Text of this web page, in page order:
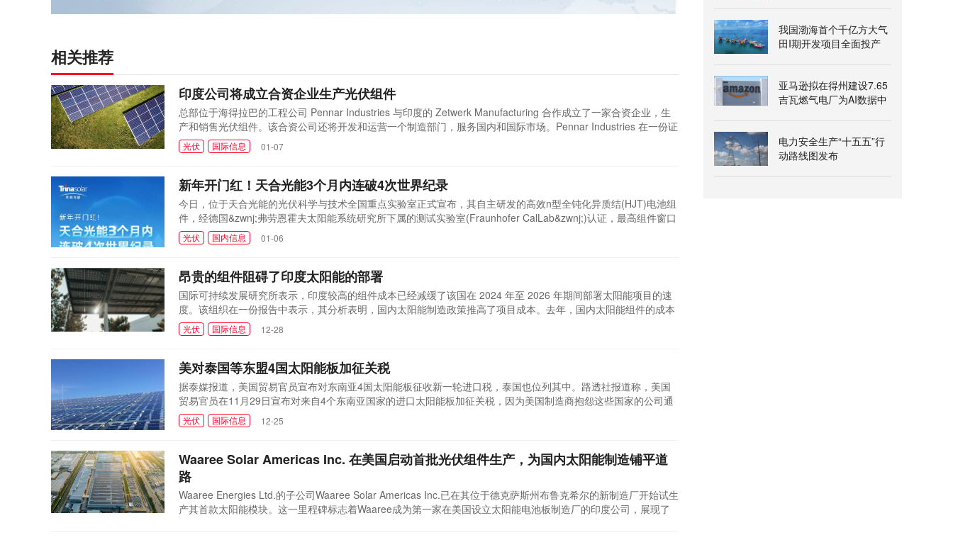
相关推荐
印度公司将成立合资企业生产光伏组件
总部位于海得拉巴的工程公司 Pennar Industries 与印度的 Zetwerk Manufacturing 合作成立了一家合资企业，生
产和销售光伏组件。该合资公司还将开发和运营一个制造部门，服务国内和国际市场。Pennar Industries 在一份证
券交易所声明中表示，它于 2024 年 12 月 31 日与 Zetwerk Manufacturing 和其他利益相关者签署了该协议。
Zetwerk 将持有合资企业 50.1% 的股份，Pennar 持有 45% 的股份，其他股东持有 4.9%
光伏 国际信息 01-07
新年开门红！天合光能3个月内连破4次世界纪录
今日，位于天合光能的光伏科学与技术全国重点实验室正式宣布，其自主研发的高效n型全钝化异质结(HJT)电池组
件，经德国&zwnj;弗劳恩霍夫太阳能系统研究所下属的测试实验室(Fraunhofer CalLab&zwnj;)认证，最高组件窗口
效率达到25.44%，创造了大面积HJT组件窗口效率的世界纪录，这是天合光能第30次创造和刷新世界纪录，也是
目前正背面接触结构晶体硅组件的最高纪录，创造了单结晶体硅太阳电池组件光电转换效率的世界纪录。此次新成
光伏 国内信息 01-06
昂贵的组件阻碍了印度太阳能的部署
国际可持续发展研究所表示，印度较高的组件成本已经减缓了该国在 2024 年至 2026 年期间部署太阳能项目的速
度。该组织在一份报告中表示，其分析表明，国内太阳能制造政策推高了项目成本。去年，国内太阳能组件的成本
至少比进口组件高出 30%。组件成本较高，导致2024年至2026年期间大型和小型项目的部署速度均有所放缓，导
致该国2030年的装机容量目标未能实现约20千兆瓦。印度有三个主要选择来解决这一差距，即消除或减少贸易和
光伏 国际信息 12-28
美对泰国等东盟4国太阳能板加征关税
据泰媒报道，美国贸易官员宣布对东南亚4国太阳能板征收新一轮进口税，泰国也位列其中。路透社报道称，美国
贸易官员在11月29日宣布对来自4个东南亚国家的进口太阳能板加征关税，因为美国制造商抱怨这些国家的公司通
过廉价产品在美国市场进行倾销。
光伏 国际信息 12-25
Waaree Solar Americas Inc. 在美国启动首批光伏组件生产，为国内太阳能制造铺平道
路
Waaree Energies Ltd.的子公司Waaree Solar Americas Inc.已在其位于德克萨斯州布鲁克希尔的新制造厂开始试生
产其首款太阳能模块。这一里程碑标志着Waaree成为第一家在美国设立太阳能电池板制造厂的印度公司，展现了
我国渤海首个千亿方大气
田I期开发项目全面投产
亚马逊拟在得州建设7.65
吉瓦燃气电厂为AI数据中
电力安全生产“十五五”行
动路线图发布